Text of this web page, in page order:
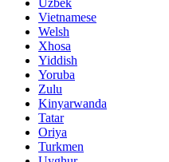
Uzbek
Vietnamese
Welsh
Xhosa
Yiddish
Yoruba
Zulu
Kinyarwanda
Tatar
Oriya
Turkmen